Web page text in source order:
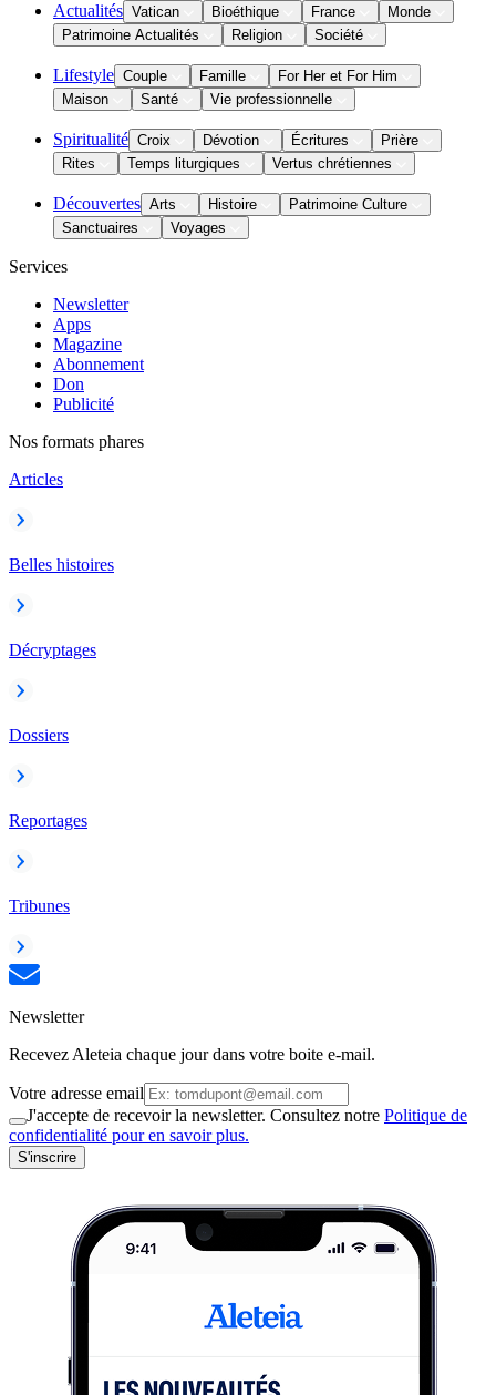
Actualités Vatican Bioéthique France
Monde
Patrimoine Actualités
Religion Société
Lifestyle Couple Famille
For Her et For Him
Maison
Santé Vie professionnelle
Spiritualité Croix Dévotion Écritures
Prière
Rites
Temps liturgiques Vertus chrétiennes
Découvertes Arts Histoire
Patrimoine Culture
Sanctuaires
Voyages
Services
Newsletter
Apps
Magazine
Abonnement
Don
Publicité
Nos formats phares
Articles
Belles histoires
Décryptages
Dossiers
Reportages
Tribunes
Newsletter
Recevez Aleteia chaque jour dans votre boite e-mail.
Votre adresse email
J'accepte de recevoir la newsletter. Consultez notre Politique de
confidentialité pour en savoir plus.
S'inscrire